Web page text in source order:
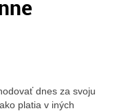
dnes za svoju
platia v iných